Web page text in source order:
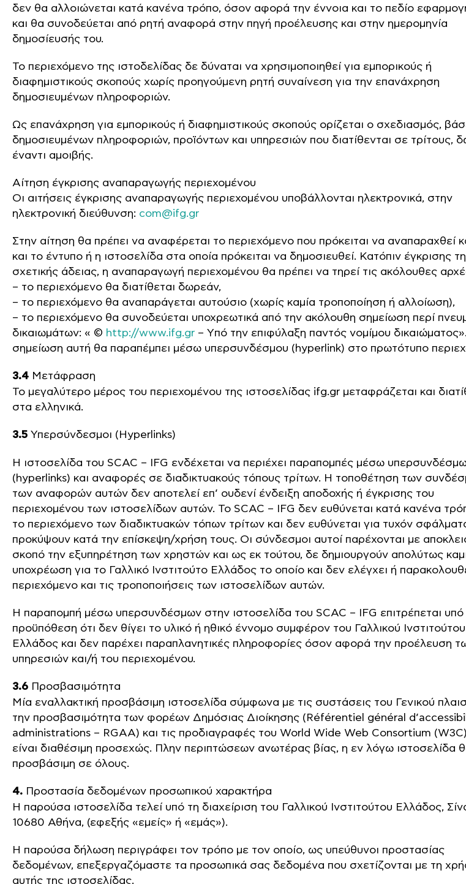
δεν θα αλλοιώνεται κατά κανένα τρόπο, όσον αφορά την έννοια και το πεδίο
και θα συνοδεύεται από ρητή αναφορά στην πηγή προέλευσης και στην ημερομηνία
δημοσίευσής του.
Το περιεχόμενο της ιστοδελίδας δε δύναται να χρησιμοποιηθεί για εμπορικούς ή
διαφημιστικούς σκοπούς χωρίς προηγούμενη ρητή συναίνεση για την επανάχρηση
δημοσιευμένων πληροφοριών.
Ως επανάχρηση για εμπορικούς ή διαφημιστικούς σκοπούς ορίζεται ο σχεδιασμός,
δημοσιευμένων πληροφοριών, προϊόντων και υπηρεσιών που διατίθενται σε τρίτους,
έναντι αμοιβής.
Αίτηση έγκρισης αναπαραγωγής περιεχομένου
Οι αιτήσεις έγκρισης αναπαραγωγής περιεχομένου υποβάλλονται ηλεκτρονικά, στην
ηλεκτρονική διεύθυνση: com@ifg.gr
Στην αίτηση θα πρέπει να αναφέρεται το περιεχόμενο που πρόκειται να αναπαραχθεί
και το έντυπο ή η ιστοσελίδα στα οποία πρόκειται να δημοσιευθεί. Κατόπιν έγκρισης
σχετικής άδειας, η αναπαραγωγή περιεχομένου θα πρέπει να τηρεί τις ακόλουθες
– το περιεχόμενο θα διατίθεται δωρεάν,
– το περιεχόμενο θα αναπαράγεται αυτούσιο (χωρίς καμία τροποποίηση ή αλλοίωση),
– το περιεχόμενο θα συνοδεύεται υποχρεωτικά από την ακόλουθη σημείωση περί
δικαιωμάτων: « © http://www.ifg.gr – Yπό την επιφύλαξη παντός νομίμου
σημείωση αυτή θα παραπέμπει μέσω υπερσυνδέσμου (hyperlink) στο πρωτότυπο
3.4 Μετάφραση
Το μεγαλύτερο μέρος του περιεχομένου της ιστοσελίδας ifg.gr μεταφράζεται και
στα ελληνικά.
3.5 Υπερσύνδεσμοι (Hyperlinks)
Η ιστοσελίδα του SCAC – IFG ενδέχεται να περιέχει παραπομπές μέσω
(hyperlinks) και αναφορές σε διαδικτυακούς τόπους τρίτων. Η τοποθέτηση των
των αναφορών αυτών δεν αποτελεί επ’ ουδενί ένδειξη αποδοχής ή έγκρισης του
περιεχομένου των ιστοσελίδων αυτών. Το SCAC – IFG δεν ευθύνεται κατά κανένα
το περιεχόμενο των διαδικτυακών τόπων τρίτων και δεν ευθύνεται για τυχόν
προκύψουν κατά την επίσκεψη/χρήση τους. Οι σύνδεσμοι αυτοί παρέχονται με
σκοπό την εξυπηρέτηση των χρηστών και ως εκ τούτου, δε δημιουργούν απολύτως
υποχρέωση για το Γαλλικό Ινστιτούτο Ελλάδος το οποίο και δεν ελέγχει ή
περιεχόμενο και τις τροποποιήσεις των ιστοσελίδων αυτών.
Η παραπομπή μέσω υπερσυνδέσμων στην ιστοσελίδα του SCAC – IFG επιτρέπεται υπό
προϋπόθεση ότι δεν θίγει το υλικό ή ηθικό έννομο συμφέρον του Γαλλικού Ινστιτούτου
Ελλάδος και δεν παρέχει παραπλανητικές πληροφορίες όσον αφορά την προέλευση
υπηρεσιών και/ή του περιεχομένου.
3.6 Προσβασιμότητα
Μία εναλλακτική προσβάσιμη ιστοσελίδα σύμφωνα με τις συστάσεις του Γενικού
την προσβασιμότητα των φορέων Δημόσιας Διοίκησης (Référentiel général
administrations – RGAA) και τις προδιαγραφές του World Wide Web Consortium
είναι διαθέσιμη προσεχώς. Πλην περιπτώσεων ανωτέρας βίας, η εν λόγω ιστοσελίδα
προσβάσιμη σε όλους.
4. Προστασία δεδομένων προσωπικού χαρακτήρα
Η παρούσα ιστοσελίδα τελεί υπό τη διαχείριση του Γαλλικού Ινστιτούτου Ελλάδος,
10680 Αθήνα, (εφεξής «εμείς» ή «εμάς»).
Η παρούσα δήλωση περιγράφει τον τρόπο με τον οποίο, ως υπεύθυνοι προστασίας
δεδομένων, επεξεργαζόμαστε τα προσωπικά σας δεδομένα που σχετίζονται με τη
αυτής της ιστοσελίδας.